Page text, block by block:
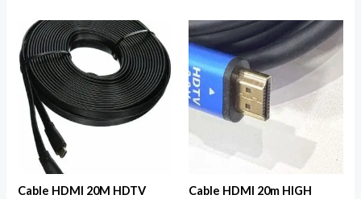
Cable HDMI 20M HDTV
Cable HDMI 20m HIGH